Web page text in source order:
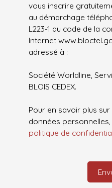
vous inscrire
au démarchage
L223-1 du code de la
Internet
adressé à :
Société Worldline,
BLOIS CEDEX.
Pour en savoir plus
données
politique de